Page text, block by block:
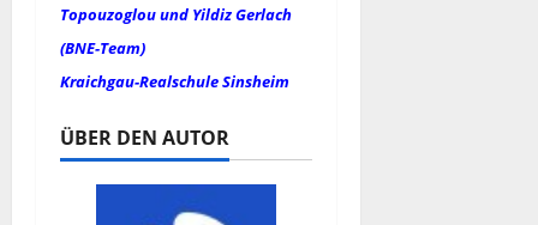
Topouzoglou und Yildiz Gerlach
(BNE-Team)
Kraichgau-Realschule Sinsheim
ÜBER DEN AUTOR